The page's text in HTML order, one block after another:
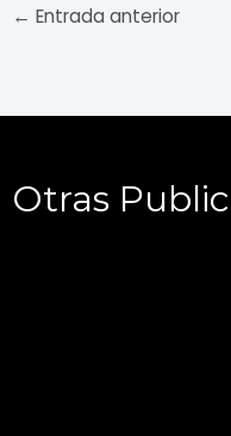
← Entrada anterior
Otras